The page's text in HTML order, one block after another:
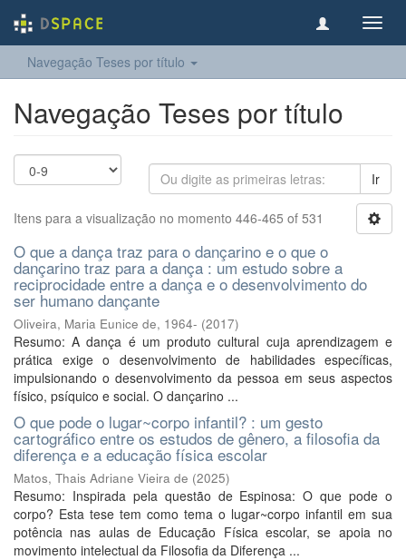
Navegação Teses por título
Navegação Teses por título
Ir
Itens para a visualização no momento 446-465 of 531
O que a dança traz para o dançarino e o que o
dançarino traz para a dança : um estudo sobre a
reciprocidade entre a dança e o desenvolvimento do
ser humano dançante
Oliveira, Maria Eunice de, 1964- (2017)
Resumo: A dança é um produto cultural cuja aprendizagem e
prática exige o desenvolvimento de habilidades específicas,
impulsionando o desenvolvimento da pessoa em seus aspectos
físico, psíquico e social. O dançarino ...
O que pode o lugar~corpo infantil? : um gesto
cartográfico entre os estudos de gênero, a filosofia da
diferença e a educação física escolar
Matos, Thais Adriane Vieira de (2025)
Resumo: Inspirada pela questão de Espinosa: O que pode o
corpo? Esta tese tem como tema o lugar~corpo infantil em sua
potência nas aulas de Educação Física escolar, se apoia no
movimento intelectual da Filosofia da Diferença ...